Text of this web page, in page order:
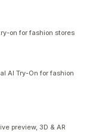
on for fashion stores
AI Try-On for fashion
preview, 3D & AR